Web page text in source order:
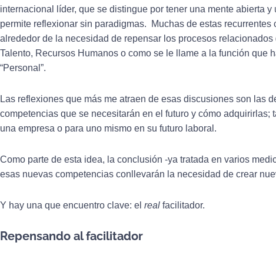
internacional líder, que se distingue por tener una mente abierta
permite reflexionar sin paradigmas. Muchas de estas
alrededor de la necesidad de repensar los procesos
Talento, Recursos Humanos o como se le llame a la función que
“Personal”.
Las reflexiones que más me atraen de esas discusiones son las
competencias que se necesitarán en el futuro y cómo adquirirlas;
una empresa o para uno mismo en su futuro laboral.
Como parte de esta idea, la conclusión -ya tratada en varios
esas nuevas competencias conllevarán la necesidad de crear
Y hay una que encuentro clave: el real facilitador.
Repensando al facilitador